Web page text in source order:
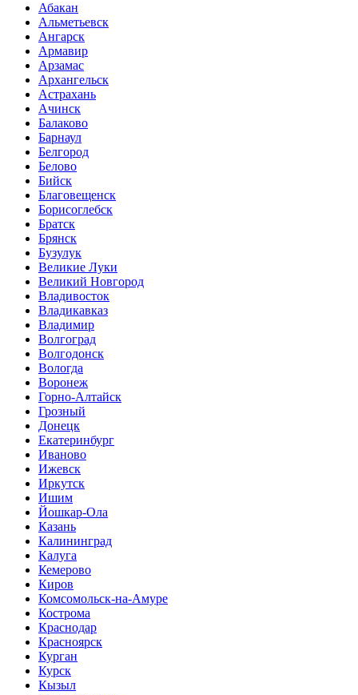
Абакан
Альметьевск
Ангарск
Армавир
Арзамас
Архангельск
Астрахань
Ачинск
Балаково
Барнаул
Белгород
Белово
Бийск
Благовещенск
Борисоглебск
Братск
Брянск
Бузулук
Великие Луки
Великий Новгород
Владивосток
Владикавказ
Владимир
Волгоград
Волгодонск
Вологда
Воронеж
Горно-Алтайск
Грозный
Донецк
Екатеринбург
Иваново
Ижевск
Иркутск
Ишим
Йошкар-Ола
Казань
Калининград
Калуга
Кемерово
Киров
Комсомольск-на-Амуре
Кострома
Краснодар
Красноярск
Курган
Курск
Кызыл